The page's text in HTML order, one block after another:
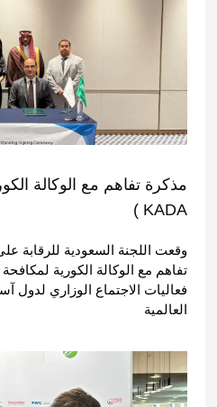
مذكرة تفاهم مع الوكالة
KADA )
فعاليات الاجتماع الوزاري لدول
العالمية